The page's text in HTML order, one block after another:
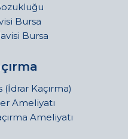
Bursa
Bursa
Kaçırma)
Ameliyatı
Ameliyatı